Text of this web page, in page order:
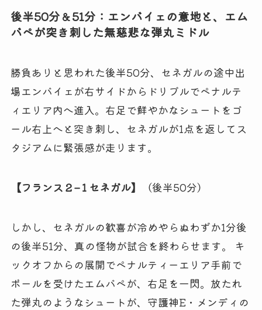
後半50分＆51分：エンバイェの意地と、エム
バペが突き刺した無慈悲な弾丸ミドル
勝負ありと思われた後半50分、セネガルの途中出
場エンバイェが右サイドからドリブルでペナルテ
ィエリア内へ進入。右足で鮮やかなシュートをゴ
ール右上へと突き刺し、セネガルが1点を返してス
タジアムに緊張感が走ります。
【フランス 2 – 1 セネガル】 （後半50分）
しかし、セネガルの歓喜が冷めやらぬわずか1分後
の後半51分、真の怪物が試合を終わらせます。 キ
ックオフからの展開でペナルティーエリア手前で
ボールを受けたエムバペが、右足を一閃。放たれ
た弾丸のようなシュートが、守護神E・メンディの